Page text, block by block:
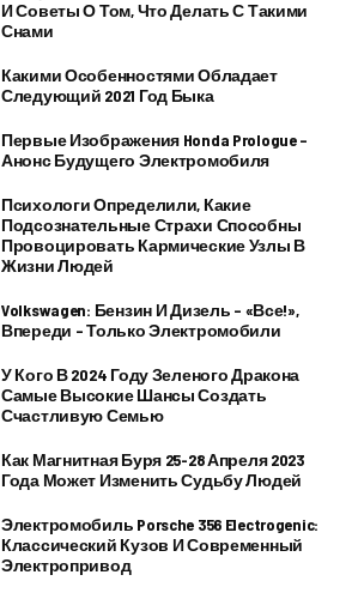
И Советы О Том, Что Делать С Такими
Снами
Какими Особенностями Обладает
Следующий 2021 Год Быка
Первые Изображения Honda Prologue –
Анонс Будущего Электромобиля
Психологи Определили, Какие
Подсознательные Страхи Способны
Провоцировать Кармические Узлы В
Жизни Людей
Volkswagen: Бензин И Дизель – «все!»,
Впереди – Только Электромобили
У Кого В 2024 Году Зеленого Дракона
Самые Высокие Шансы Создать
Счастливую Семью
Как Магнитная Буря 25-28 Апреля 2023
Года Может Изменить Судьбу Людей
Электромобиль Porsche 356 Electrogenic:
Классический Кузов И Современный
Электропривод